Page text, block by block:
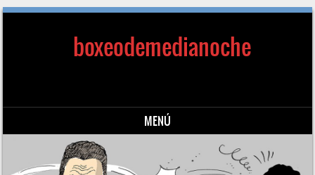
boxeodemedianoche
MENÚ
Saltar al contenido